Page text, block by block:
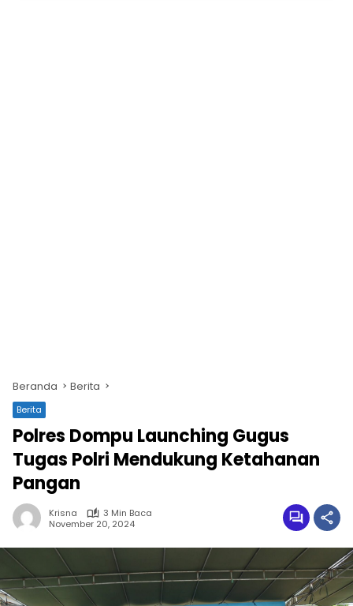
Beranda Berita
Berita
Polres Dompu Launching Gugus
Tugas Polri Mendukung Ketahanan
Pangan
Krisna
3 Min Baca
November 20, 2024